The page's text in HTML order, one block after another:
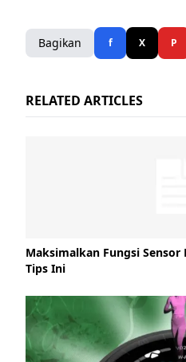
Bagikan f X P
RELATED ARTICLES
Maksimalkan Fungsi
Tips Ini